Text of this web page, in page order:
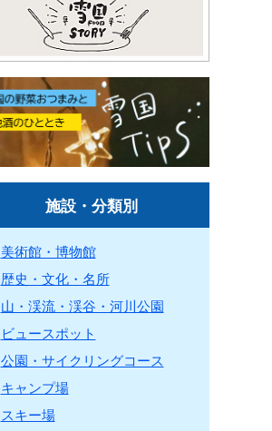
施設・分類別
美術館・博物館
歴史・文化・名所
山・渓流・渓谷・河川公園
ビュースポット
公園・サイクリングコース
キャンプ場
スキー場